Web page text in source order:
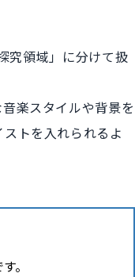
究領域」に分けて扱
楽スタイルや背景を
トを入れられるよ
。